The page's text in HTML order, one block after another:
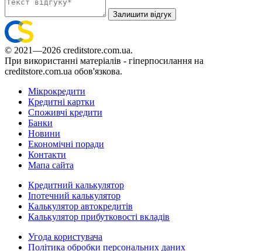
Залишити відгук
© 2021—2026 creditstore.com.ua.
При використанні матеріалів - гіперпосилання на
creditstore.com.ua обов'язкова.
Мікрокредити
Кредитні картки
Споживчі кредити
Банки
Новини
Економічні поради
Контакти
Мапа сайта
Кредитний калькулятор
Іпотечний калькулятор
Калькулятор автокредитів
Калькулятор прибутковості вкладів
Угода користувача
Політика обробки персональних даних